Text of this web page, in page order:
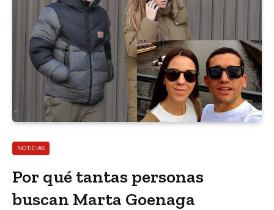
NOTICIAS
Por qué tantas personas
buscan Marta Goenaga